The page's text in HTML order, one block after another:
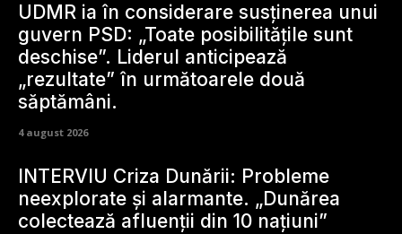
UDMR ia în considerare susținerea unui
guvern PSD: „Toate posibilitățile sunt
deschise”. Liderul anticipează
„rezultate” în următoarele două
săptămâni.
4 august 2026
INTERVIU Criza Dunării: Probleme
neexplorate și alarmante. „Dunărea
colectează afluenții din 10 națiuni”